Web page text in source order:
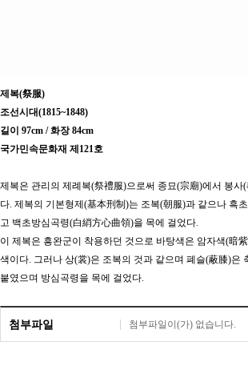
제복(祭服)
조선시대(1815~1848)
길이 97cm / 화장 84cm
국가민속문화재 제121호
제복은 관리의 제례복(祭禮服)으로써 종묘(宗廟)에서 봉사
다. 제복의 기본형제(基本刑制)는 조복(朝服)과 같으나 흑
고 백초방심곡령(白綃方心曲領)을 목에 걸었다.
이 제복은 흥완군이 착용하던 것으로 바탕색은 암자색(暗
색이다. 그러나 상(裳)은 조복의 것과 같으며 폐슬(蔽膝)은
붙였으며 방심곡령을 목에 걸었다.
첨부파일 첨부파일이(가) 없습니다.